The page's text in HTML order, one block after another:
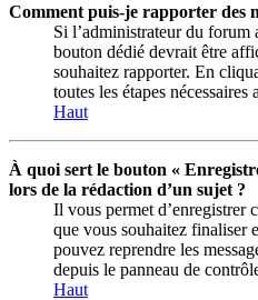
Comment puis-je rapporter des
Si l’administrateur du
bouton dédié devrait être
souhaitez rapporter. En
toutes les étapes
Haut
À quoi sert le bouton «
lors de la rédaction d’un sujet ?
Il vous permet d’enregistrer
que vous souhaitez finaliser
pouvez reprendre les
depuis le panneau de
Haut